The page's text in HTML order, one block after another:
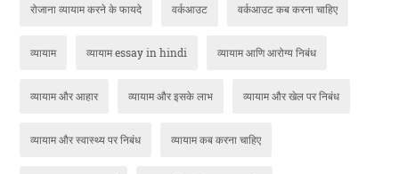
रोजाना व्यायाम करने के फायदे वर्कआउट वर्कआउट कब करना चाहिए
व्यायाम व्यायाम essay in hindi व्यायाम आणि आरोग्य निबंध
व्यायाम और आहार व्यायाम और इसके लाभ व्यायाम और खेल पर निबंध
व्यायाम और स्वास्थ्य पर निबंध व्यायाम कब करना चाहिए